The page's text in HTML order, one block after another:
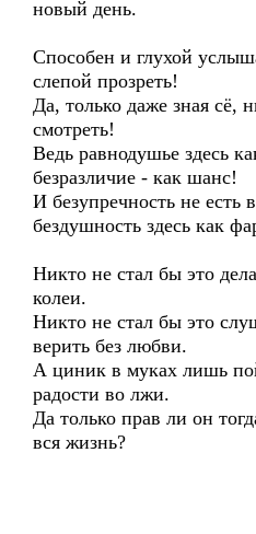
новый день.
Способен и глухой
слепой прозреть!
Да, только даже зная сё,
смотреть!
Ведь равнодушье здесь
безразличие - как шанс!
И безупречность не есть
бездушность здесь как
Никто не стал бы это
колеи.
Никто не стал бы это
верить без любви.
А циник в муках лишь
радости во лжи.
Да только прав ли он
вся жизнь?